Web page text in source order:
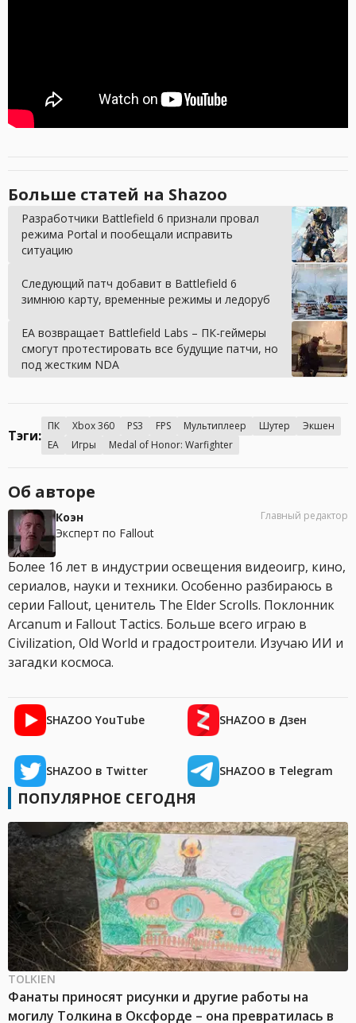
Больше статей на Shazoo
Разработчики Battlefield 6 признали провал
режима Portal и пообещали исправить
ситуацию
Следующий патч добавит в Battlefield 6
зимнюю карту, временные режимы и ледоруб
EA возвращает Battlefield Labs – ПК-геймеры
смогут протестировать все будущие патчи, но
под жестким NDA
Тэги:
ПК Xbox 360 PS3 FPS Мультиплеер Шутер
Экшен
EA
Игры Medal of Honor: Warfighter
Об авторе
Коэн
Эксперт по Fallout
Главный редактор
Более 16 лет в индустрии освещения видеоигр, кино,
сериалов, науки и техники. Особенно разбираюсь в
серии Fallout, ценитель The Elder Scrolls. Поклонник
Arcanum и Fallout Tactics. Больше всего играю в
Civilization, Old World и градостроители. Изучаю ИИ и
загадки космоса.
SHAZOO YouTube SHAZOO в Дзен
SHAZOO в Twitter SHAZOO в Telegram
ПОПУЛЯРНОЕ СЕГОДНЯ
TOLKIEN
Фанаты приносят рисунки и другие работы на
могилу Толкина в Оксфорде – она превратилась в